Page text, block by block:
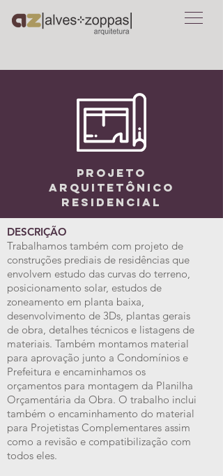
PROJETO
ARQUITETÔNICO
RESIDENCIAL
DESCRIÇÃO
Trabalhamos também com projeto de
construções prediais de residências que
envolvem estudo das curvas do terreno,
posicionamento solar, estudos de
zoneamento em planta baixa,
desenvolvimento de 3Ds, plantas gerais
de obra, detalhes técnicos e listagens de
materiais. Também montamos material
para aprovação junto a Condomínios e
Prefeitura e encaminhamos os
orçamentos para montagem da Planilha
Orçamentária da Obra. O trabalho inclui
também o encaminhamento do material
para Projetistas Complementares assim
como a revisão e compatibilização com
todos eles.